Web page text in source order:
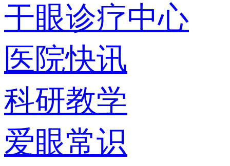
干眼诊疗中心
医院快讯
科研教学
爱眼常识